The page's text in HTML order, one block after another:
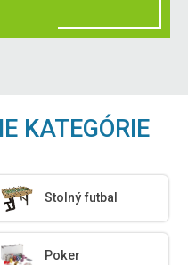
KATEGÓRIE
Stolný futbal
Poker